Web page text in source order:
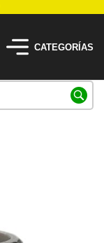
CATEGORÍAS